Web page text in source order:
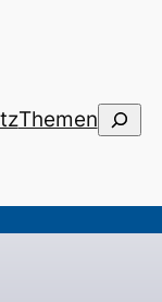
ThemenSuchen